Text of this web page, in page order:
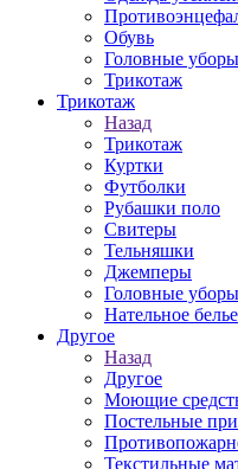
Обувь
Головные уборы
Трикотаж
Трикотаж
Назад
Трикотаж
Куртки
Футболки
Рубашки поло
Свитеры
Тельняшки
Джемперы
Головные уборы
Нательное белье
Другое
Назад
Другое
Моющие
Постельные
Текстильные